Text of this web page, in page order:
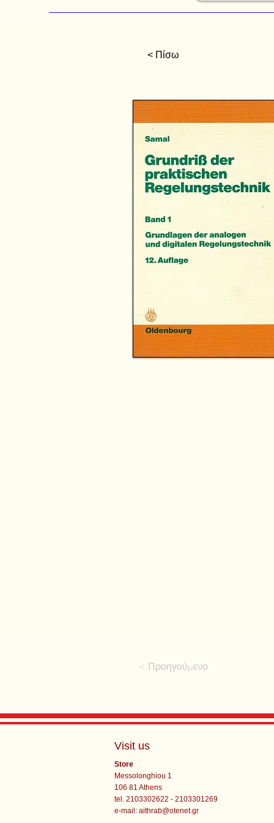
< Πίσω
< Προηγούμενο
Visit us
Store
Messolonghiou 1
106 81 Athens
tel. 2103302622 - 2103301269
e-mail:aithrab@otenet.gr